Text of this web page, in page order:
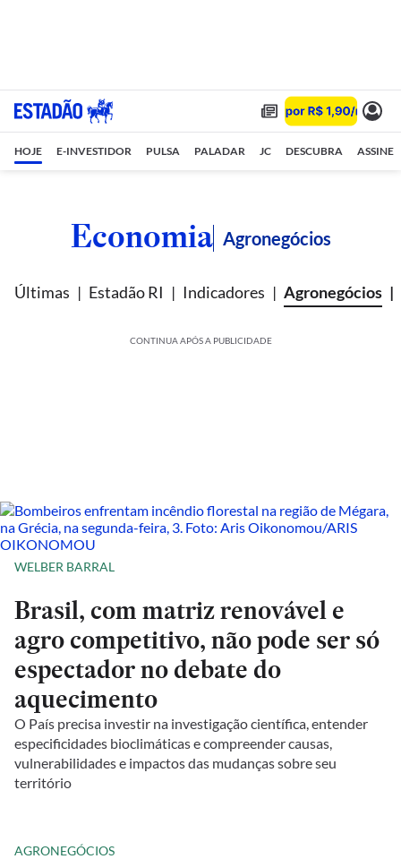
HOJE E-INVESTIDOR PULSA PALADAR JC DESCUBRA ASSINE
Economia Agronegócios
Últimas Estadão RI Indicadores Agronegócios
CONTINUA APÓS A PUBLICIDADE
WELBER BARRAL
Brasil, com matriz renovável e
agro competitivo, não pode ser só
espectador no debate do
aquecimento
O País precisa investir na investigação científica, entender
especificidades bioclimáticas e compreender causas,
vulnerabilidades e impactos das mudanças sobre seu
território
AGRONEGÓCIOS